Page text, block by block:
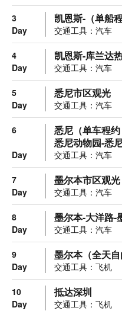
3
Day
凯恩斯-（单船
交通工具：汽车
4
Day
凯恩斯-库兰达
交通工具：汽车
5
Day
悉尼市区观光
交通工具：汽车
6
Day
悉尼（单车程
悉尼动物园-悉
交通工具：汽车
7
Day
墨尔本市区观光
交通工具：汽车
8
Day
墨尔本-大洋路-
交通工具：汽车
9
Day
墨尔本（全天
交通工具：飞机
10
Day
抵达深圳
交通工具：飞机